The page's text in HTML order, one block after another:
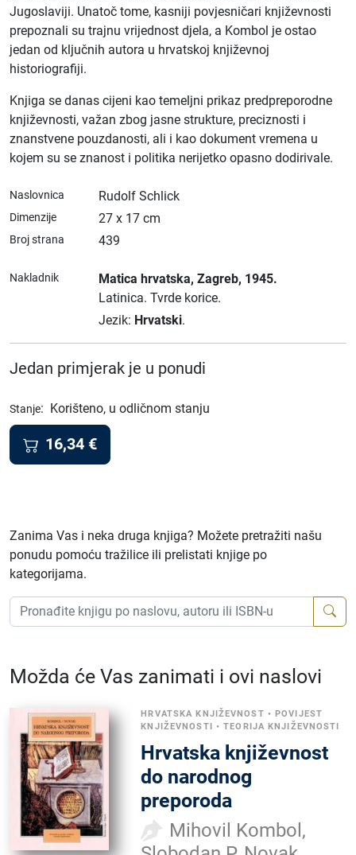
Jugoslaviji. Unatoč tome, kasniji povjesničari književnosti
prepoznali su trajnu vrijednost djela, a Kombol je ostao
jedan od ključnih autora u hrvatskoj književnoj
historiografiji.
Knjiga se danas cijeni kao temeljni prikaz predpreporodne
književnosti, važan zbog jasne strukture, preciznosti i
znanstvene pouzdanosti, ali i kao dokument vremena u
kojem su se znanost i politika nerijetko opasno dodirivale.
Naslovnica Rudolf Schlick
Dimenzije 27 x 17 cm
Broj strana 439
Nakladnik Matica hrvatska, Zagreb, 1945.
Latinica. Tvrde korice.
Jezik: Hrvatski.
Jedan primjerak je u ponudi
Stanje: Korišteno, u odličnom stanju
16,34 €
Zanima Vas i neka druga knjiga? Možete pretražiti našu
ponudu pomoću tražilice ili prelistati knjige po
kategorijama.
Možda će Vas zanimati i ovi naslovi
HRVATSKA KNJIŽEVNOST •POVIJEST
KNJIŽEVNOSTI •TEORIJA KNJIŽEVNOSTI
Hrvatska književnost
do narodnog
preporoda
Mihovil Kombol,